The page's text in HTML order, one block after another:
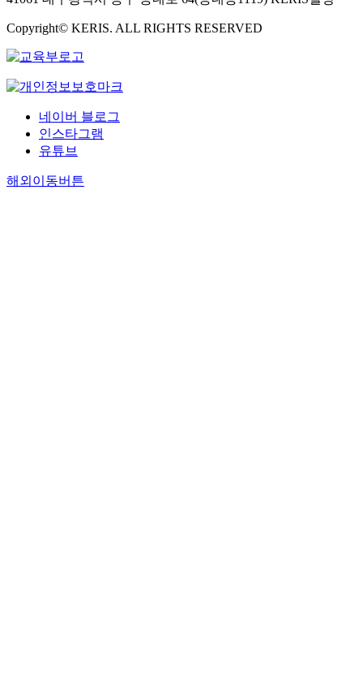
Copyright© KERIS. ALL RIGHTS RESERVED
네이버 블로그
인스타그램
유튜브
해외이동버튼